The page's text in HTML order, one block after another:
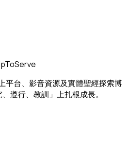
平台、影音資源及實體聖經探索博
遵行、教訓」上扎根成長。